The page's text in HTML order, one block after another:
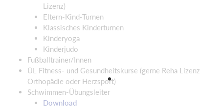
Lizenz)
Eltern-Kind-Turnen
Klassisches Kinderturnen
Kinderyoga
Kinderjudo
Fußballtrainer/Innen
ÜL Fitness- und Gesundheitskurse (gerne Reha Lizenz
Orthopädie oder Herzsport)
Schwimmen-Übungsleiter
Download